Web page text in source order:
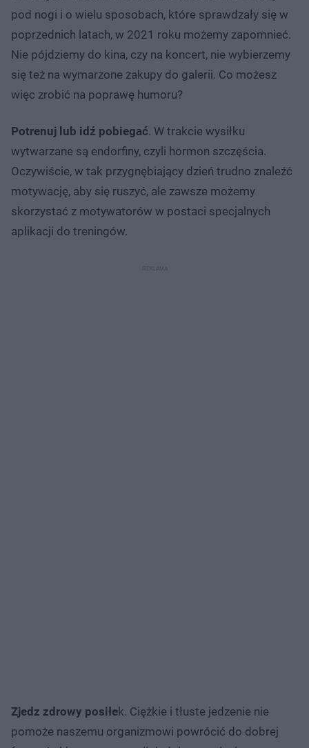
pod nogi i o wielu sposobach, które sprawdzały się w
poprzednich latach, w 2021 roku możemy zapomnieć.
Nie pójdziemy do kina, czy na koncert, nie wybierzemy
się też na wymarzone zakupy do galerii. Co możesz
więc zrobić na poprawę humoru?
Potrenuj lub idź pobiegać. W trakcie wysiłku
wytwarzane są endorfiny, czyli hormon szczęścia.
Oczywiście, w tak przygnębiający dzień trudno znaleźć
motywację, aby się ruszyć, ale zawsze możemy
skorzystać z motywatorów w postaci specjalnych
aplikacji do treningów.
Zjedz zdrowy posiłek. Ciężkie i tłuste jedzenie nie
pomoże naszemu organizmowi powrócić do dobrej